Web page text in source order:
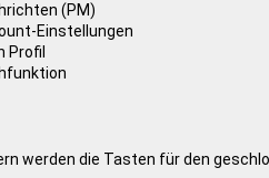
(PM)
Einstellungen
Profil
werden die Tasten für den